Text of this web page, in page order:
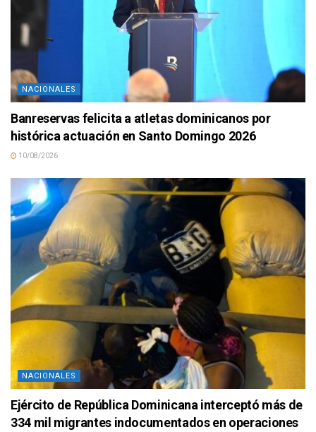
NACIONALES
Banreservas felicita a atletas dominicanos por
histórica actuación en Santo Domingo 2026
10/08/2026
NACIONALES
Ejército de República Dominicana interceptó más de
334 mil migrantes indocumentados en operaciones